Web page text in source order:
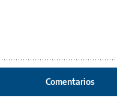
Comentarios